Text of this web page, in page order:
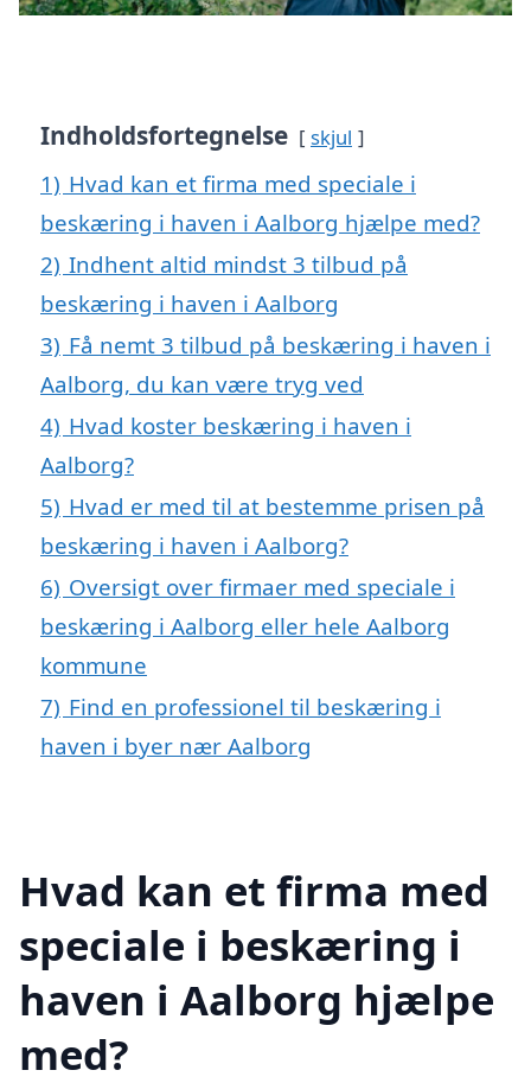
Indholdsfortegnelse skjul
1) Hvad kan et firma med speciale i
beskæring i haven i Aalborg hjælpe med?
2) Indhent altid mindst 3 tilbud på
beskæring i haven i Aalborg
3) Få nemt 3 tilbud på beskæring i haven i
Aalborg, du kan være tryg ved
4) Hvad koster beskæring i haven i
Aalborg?
5) Hvad er med til at bestemme prisen på
beskæring i haven i Aalborg?
6) Oversigt over firmaer med speciale i
beskæring i Aalborg eller hele Aalborg
kommune
7) Find en professionel til beskæring i
haven i byer nær Aalborg
Hvad kan et firma med
speciale i beskæring i
haven i Aalborg hjælpe
med?